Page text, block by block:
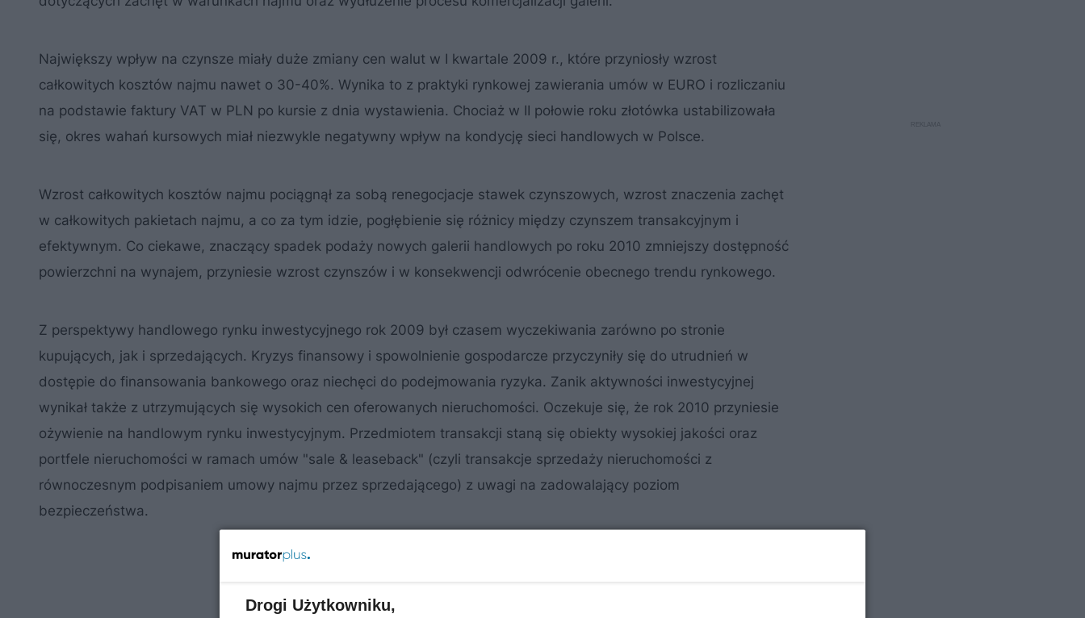
Największy wpływ na czynsze miały duże zmiany cen walut w I kwartale 2009 r., które przyniosły wzrost
całkowitych kosztów najmu nawet o 30-40%. Wynika to z praktyki rynkowej zawierania umów w EURO i rozliczaniu
na podstawie faktury VAT w PLN po kursie z dnia wystawienia. Chociaż w II połowie roku złotówka ustabilizowała
się, okres wahań kursowych miał niezwykle negatywny wpływ na kondycję sieci handlowych w Polsce.
Wzrost całkowitych kosztów najmu pociągnął za sobą renegocjacje stawek czynszowych, wzrost znaczenia zachęt
w całkowitych pakietach najmu, a co za tym idzie, pogłębienie się różnicy między czynszem transakcyjnym i
efektywnym. Co ciekawe, znaczący spadek podaży nowych galerii handlowych po roku 2010 zmniejszy dostępność
powierzchni na wynajem, przyniesie wzrost czynszów i w konsekwencji odwrócenie obecnego trendu rynkowego.
Z perspektywy handlowego rynku inwestycyjnego rok 2009 był czasem wyczekiwania zarówno po stronie
kupujących, jak i sprzedających. Kryzys finansowy i spowolnienie gospodarcze przyczyniły się do utrudnień w
dostępie do finansowania bankowego oraz niechęci do podejmowania ryzyka. Zanik aktywności inwestycyjnej
wynikał także z utrzymujących się wysokich cen oferowanych nieruchomości. Oczekuje się, że rok 2010 przyniesie
ożywienie na handlowym rynku inwestycyjnym. Przedmiotem transakcji staną się obiekty wysokiej jakości oraz
portfele nieruchomości w ramach umów "sale & leaseback" (czyli transakcje sprzedaży nieruchomości z
równoczesnym podpisaniem umowy najmu przez sprzedającego) z uwagi na zadowalający poziom
bezpieczeństwa.
Drogi Użytkowniku,